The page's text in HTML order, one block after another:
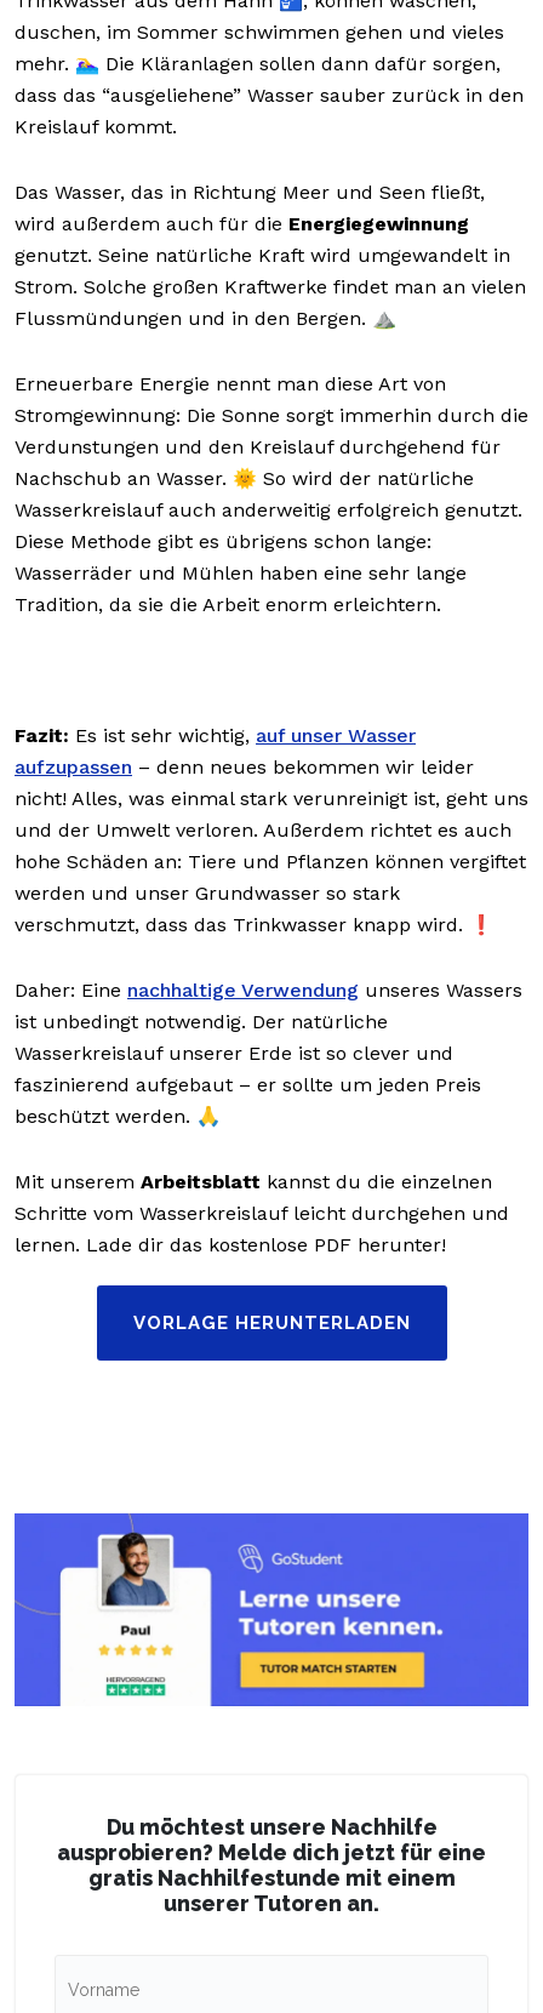
duschen, im Sommer schwimmen gehen und vieles
mehr. 🏊‍♀️ Die Kläranlagen sollen dann dafür sorgen,
dass das “ausgeliehene” Wasser sauber zurück in den
Kreislauf kommt.
Das Wasser, das in Richtung Meer und Seen fließt,
wird außerdem auch für die Energiegewinnung
genutzt. Seine natürliche Kraft wird umgewandelt in
Strom. Solche großen Kraftwerke findet man an vielen
Flussmündungen und in den Bergen. ⛰️
Erneuerbare Energie nennt man diese Art von
Stromgewinnung: Die Sonne sorgt immerhin durch die
Verdunstungen und den Kreislauf durchgehend für
Nachschub an Wasser. 🌞 So wird der natürliche
Wasserkreislauf auch anderweitig erfolgreich genutzt.
Diese Methode gibt es übrigens schon lange:
Wasserräder und Mühlen haben eine sehr lange
Tradition, da sie die Arbeit enorm erleichtern.
Fazit: Es ist sehr wichtig, auf unser Wasser
aufzupassen – denn neues bekommen wir leider
nicht! Alles, was einmal stark verunreinigt ist, geht uns
und der Umwelt verloren. Außerdem richtet es auch
hohe Schäden an: Tiere und Pflanzen können vergiftet
werden und unser Grundwasser so stark
verschmutzt, dass das Trinkwasser knapp wird. ❗
Daher: Eine nachhaltige Verwendung unseres Wassers
ist unbedingt notwendig. Der natürliche
Wasserkreislauf unserer Erde ist so clever und
faszinierend aufgebaut – er sollte um jeden Preis
beschützt werden. 🙏
Mit unserem Arbeitsblatt kannst du die einzelnen
Schritte vom Wasserkreislauf leicht durchgehen und
lernen. Lade dir das kostenlose PDF herunter!
VORLAGE HERUNTERLADEN
Du möchtest unsere Nachhilfe
ausprobieren? Melde dich jetzt für eine
gratis Nachhilfestunde mit einem
unserer Tutoren an.